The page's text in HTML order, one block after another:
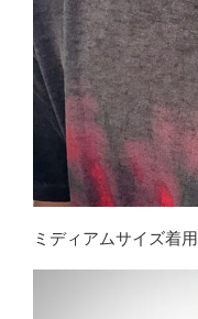
ミディアムサイズ着用